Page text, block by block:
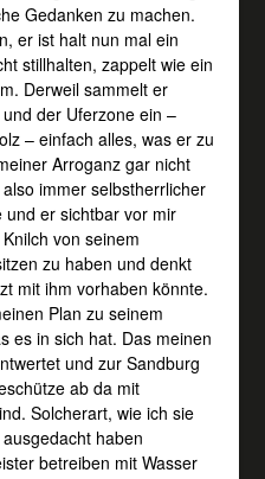
Gedanken zu machen.
er ist halt nun mal ein
stillhalten, zappelt wie ein
Derweil sammelt er
der Uferzone ein –
– einfach alles, was er zu
Arroganz gar nicht
immer selbstherrlicher
er sichtbar vor mir
von seinem
zu haben und denkt
mit ihm vorhaben könnte.
Plan zu seinem
es in sich hat. Das meinen
und zur Sandburg
ab da mit
Solcherart, wie ich sie
haben
betreiben mit Wasser